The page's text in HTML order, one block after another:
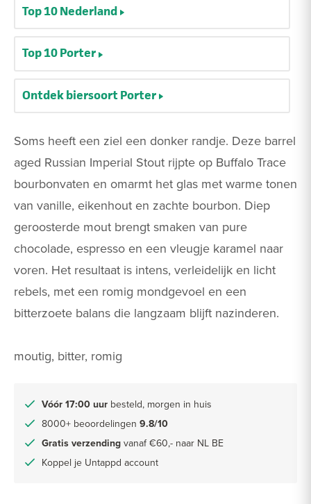
Soms heeft een ziel een donker randje. Deze barrel
aged Russian Imperial Stout rijpte op Buffalo Trace
bourbonvaten en omarmt het glas met warme tonen
van vanille, eikenhout en zachte bourbon. Diep
geroosterde mout brengt smaken van pure
chocolade, espresso en een vleugje karamel naar
voren. Het resultaat is intens, verleidelijk en licht
rebels, met een romig mondgevoel en een
bitterzoete balans die langzaam blijft nazinderen.
moutig, bitter, romig
Vóór 17:00 uur besteld, morgen in huis
8000+ beoordelingen 9.8/10
Gratis verzending vanaf €60,- naar NL BE
Koppel je Untappd account
Top 10 Nederland
Top 10 Porter
Ontdek biersoort Porter